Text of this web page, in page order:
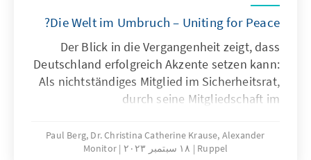
Die Welt im Umbruch – Uniting for Peace?
Der Blick in die Vergangenheit zeigt, dass
Deutschland erfolgreich Akzente setzen kann:
Als nichtständiges Mitglied im Sicherheitsrat,
durch seine Mitgliedschaft im
Gremien. Die Namibia-Initiative, die
Vermittlung zwischen dem Iran und Irak in
Paul Berg, Dr. Christina Catherine Krause, Alexander
Ruppel
١٨ سبتمبر ٢٠٢٣ Monitor